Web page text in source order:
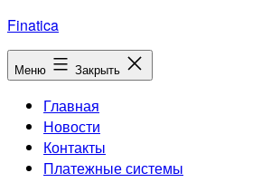
Перейти
к
содержимому
Finatica
Меню Закрыть
Главная
Новости
Контакты
Платежные системы